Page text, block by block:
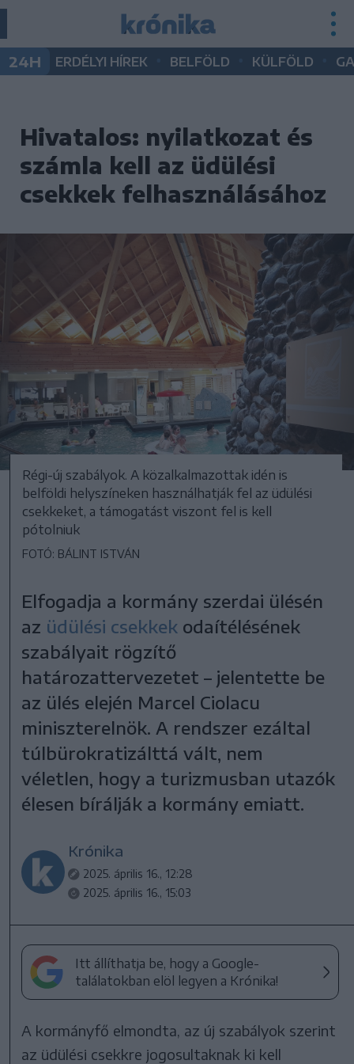
24H ERDÉLYI HÍREK BELFÖLD KÜLFÖLD
Hivatalos: nyilatkozat és
számla kell az üdülési
csekkek felhasználásához
Régi-új szabályok. A közalkalmazottak idén is
belföldi helyszíneken használhatják fel az üdülési
csekkeket, a támogatást viszont fel is kell
pótolniuk
FOTÓ: BÁLINT ISTVÁN
Elfogadja a kormány szerdai ülésén
az üdülési csekkek odaítélésének
szabályait rögzítő
határozattervezetet – jelentette be
az ülés elején Marcel Ciolacu
miniszterelnök. A rendszer ezáltal
túlbürokratizálttá vált, nem
véletlen, hogy a turizmusban utazók
élesen bírálják a kormány emiatt.
Krónika
2025. április 16., 12:28
2025. április 16., 15:03
Itt állíthatja be, hogy a Google-
találatokban elöl legyen a Krónika!
A kormányfő elmondta, az új szabályok szerint
az üdülési csekkre jogosultaknak ki kell